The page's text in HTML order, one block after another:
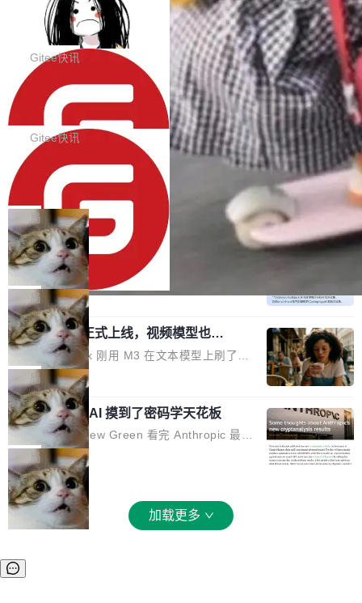
代码评审及自动化运维的全面落地夯实了“一体
化”的基座。 新版本将为用户带来更好的使用体
验和更高的工作效率，感谢大家一直以来的支持
和反馈，我们将继续努力提供更优秀的产品和服
务！ 新增功能点 DevOps： 采用自研代码托管
平台，支持一站式安装，提供从代码提交到交付
的...
器。HTTP 引擎是一个独立插件。你选一个，或
者选两个，不同环境之间切换，一行应用代码都
不用改。 下面快速过一下 10 种 HTTP 服务器
选项，各自适合什么场景，以及怎么切换。 一行
依赖替换 在 Solon 里换 HTTP 服务器就是改 po
m.xml 里一个依赖，别的什么都不用动。 <depe
factId>solon-web</artifac...
BootstrapBlazor v10.9.0 已经发布，B
ootstrap 样式的 Blazor UI 组件库
BootstrapBlazor v10.9.0 已经发布，Bootstrap
样式的 Blazor UI 组件库 此版本更新内容包括：
Release 2026-07-31 V10.9.0 Fixes fix(MultiFi
lter): 增加暗黑主题支持 by @ArgoZhang in htt
ps://github.com/dotnetcore/BootstrapBlazor/p
ull/8239 fix(Camera): 增加 exact 显式设置设备
id by @kkxkx in https://github.com/dotnetcor
e/BootstrapBlazor/pull/825...
Gitee快讯
SolonCode v2026.8.2 已经发布，终端
智能体
SolonCode v2026.8.2 已经发布，终端智能体
此版本更新内容包括： 优化 soloncode run 模
式（参考 run-headless-mode.md） 添加 solon
code web 国际化多语言支持 添加 soloncode w
eb 消息列表消息导航支持 修复 soloncode web
文件详情初次显示时语法高亮失效的问题 修复 s
oloncode web 审查详情文件名中文乱码的问题
细节优化 详情查看：https://gitee.com/opensol
on/soloncode/releases/v2026.8.2
Gitee快讯
OpenAI 宣布 GPT-5.6 Luna 价格下降
80%
OpenAI 宣布 GPT-5.6 Luna 价格下降 80%。输
入从每百万 token 1 美元砍到 0.2 美元，输出从
6 美元砍到 1.2 美元。GPT-5.6 Terra 降 20%。
旗舰 Sol 没降，但加了一个 Fast 模式——2.5
倍速度，2 倍价格，智商不变。 降价的理由不是
市场竞争，不是清库存，是 Sol 自己把自己优化
了。 这事分两步。第一步，OpenAI 把 GPT-5.6
Sol 部署上线。第二步，让 Sol 通过 Codex 自
己去优化自己的推理基础设施。Sol 学了 Triton
和 Gluon 两种 GPU 编程语言，重写了生产环境
的 GPU 内核，找出了哪...
局
DeepSeek-V4-Flash 官方 API 现已正
式上线公测
DeepSeek V4 Flash 正式版今天上线了。模型
结构和参数规模没变，还是 MoE 284B、激活 1
3B、100 万 token 上下文——只重新做了后训
练。但改完之后，Agent 能力直接把自家 4 月发
的 Pro Preview 给干了。 九项 Agent 基准测试
全部反超。Terminal Bench 2.1 从 61.8 涨到 8
2.7，DeepSWE 从 7.3 涨到 54.4，DSBench-F
ullStack 从 37.0 涨到 68.7。不说别的，一个 Fl
ash 型号干翻了三个月前代表最高水平的 Pro 预
览版，这件事本身就够说明后训练的威力了。 跟
它一起来的还有两...
局
MiniMax H3 正式上线，视频模型也开
始玩全模态了
上个月 MiniMax 刚用 M3 在文本模型上刷了一
波存在感，今天 H3 来了——一款全模态生成模
型，而且承诺几天内开源权重。 先看能力边界。
H3 接受文本、图像、视频、声音任意组合作为
输入（它叫多模态上下文），输出带原生双声道
音频的视频，最高 15 秒 2K 分辨率。举个例
子：扔进去一段参考视频（取它的希区柯克运
镜）、一张人物图片、一段歌声录音，用自然语
言告诉模型你要什么——H3 自己搞定剩下的。
这个"自己搞定"说起来轻巧，背后的训练范式变
uo 01 和 02），每一代都是按任务拆分的专家
局
Anthropic 的 AI 摸到了密码学天花板
密码学家 Matthew Green 看完 Anthropic 最新
的密码分析成果后，写了篇博客。标题很克制：
「一些想法」，但内容不克制。 先说 Anthropic
做了什么。他们让未发布的 Claude Mythos 模
型去跑密码分析，出了两个结果：一个攻击了后
量子签名方案 HAWK，另一个是对缩减轮次 AE
话说，「可能直接杀死了一个正在认真考虑标准
局
加载更多